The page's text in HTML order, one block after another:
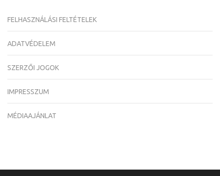
FELHASZNÁLÁSI FELTÉTELEK
ADATVÉDELEM
SZERZŐI JOGOK
IMPRESSZUM
MÉDIAAJÁNLAT